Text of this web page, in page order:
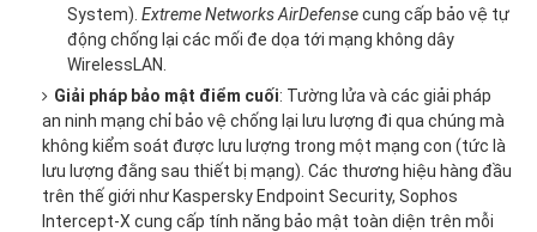
System). Extreme Networks AirDefensecung cấp bảo vệ tự
động chống lại các mối đe dọa tới mạng không dây
WirelessLAN.
Giải pháp bảo mật điểm cuối: Tường lửa và các giải pháp
an ninh mạng chỉ bảo vệ chống lại lưu lượng đi qua chúng mà
không kiểm soát được lưu lượng trong một mạng con (tức là
lưu lượng đằng sau thiết bị mạng). Các thương hiệu hàng đầu
trên thế giới như Kaspersky Endpoint Security, Sophos
Intercept-X cung cấp tính năng bảo mật toàn diện trên mỗi